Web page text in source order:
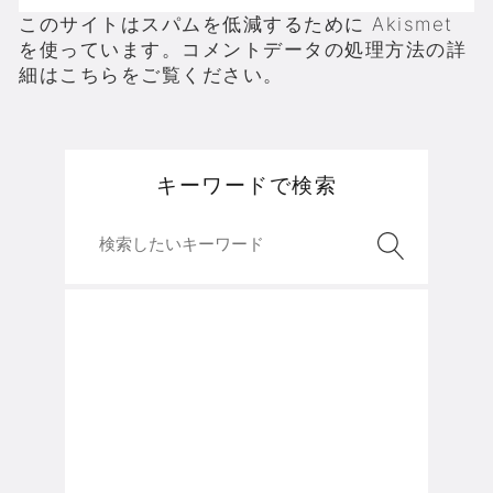
このサイトはスパムを低減するために Akismet
を使っています。 コメントデータの処理方法の詳
細はこちらをご覧ください。
キーワードで検索